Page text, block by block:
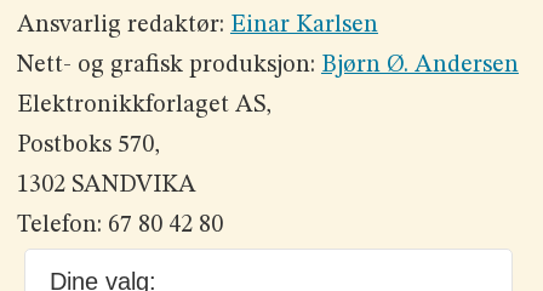
Ansvarlig redaktør: Einar Karlsen
Nett- og grafisk produksjon: Bjørn Ø. Andersen
Elektronikkforlaget AS,
Postboks 570,
1302 SANDVIKA
Telefon: 67 80 42 80
Dine valg: